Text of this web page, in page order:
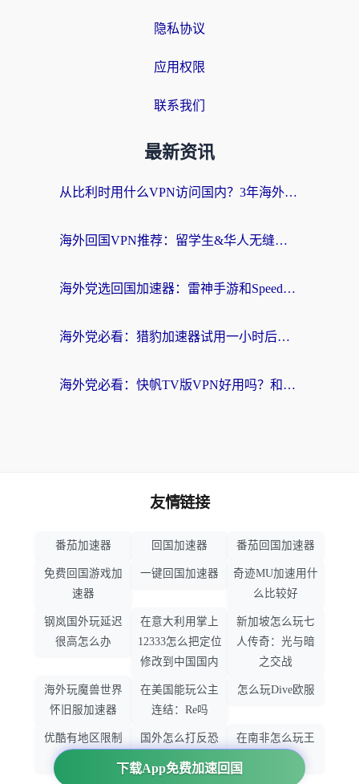
隐私协议
应用权限
联系我们
最新资讯
从比利时用什么VPN访问国内？3年海外党亲测有效的无缝回国上网指南
海外回国VPN推荐：留学生&华人无缝访问国内资源的实用指南
海外党选回国加速器：雷神手游和SpeedCN哪个好？附避坑指南
海外党必看：猎豹加速器试用一小时后，我终于找到无缝访问国内资源的正确姿势
海外党必看：快帆TV版VPN好用吗？和畅游VPN对比哪个回国效果更好？附实用选择指南
下载App免费加速回国
友情链接
番茄加速器 回国加速器 番茄回国加速器
免费回国游戏加
速器
一键回国加速器
奇迹MU加速用什
么比较好
钢岚国外玩延迟
很高怎么办
在意大利用掌上
12333怎么把定位
修改到中国国内
新加坡怎么玩七
人传奇：光与暗
之交战
海外玩魔兽世界
怀旧服加速器
在美国能玩公主
连结：Re吗
怎么玩Dive欧服
优酷有地区限制
国外怎么打反恐
精英：全球攻势
在南非怎么玩王